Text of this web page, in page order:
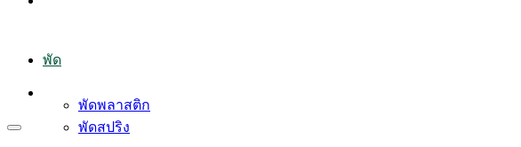
พัด
พัดพลาสติก
พัดสปริง